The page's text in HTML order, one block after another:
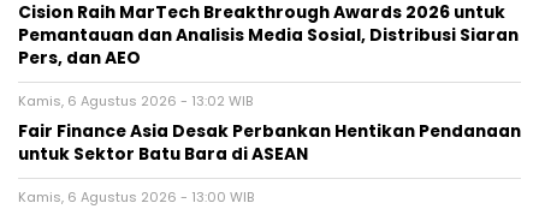
Cision Raih MarTech Breakthrough Awards 2026 untuk
Pemantauan dan Analisis Media Sosial, Distribusi Siaran
Pers, dan AEO
Kamis, 6 Agustus 2026 - 13:02 WIB
Fair Finance Asia Desak Perbankan Hentikan Pendanaan
untuk Sektor Batu Bara di ASEAN
Kamis, 6 Agustus 2026 - 13:00 WIB